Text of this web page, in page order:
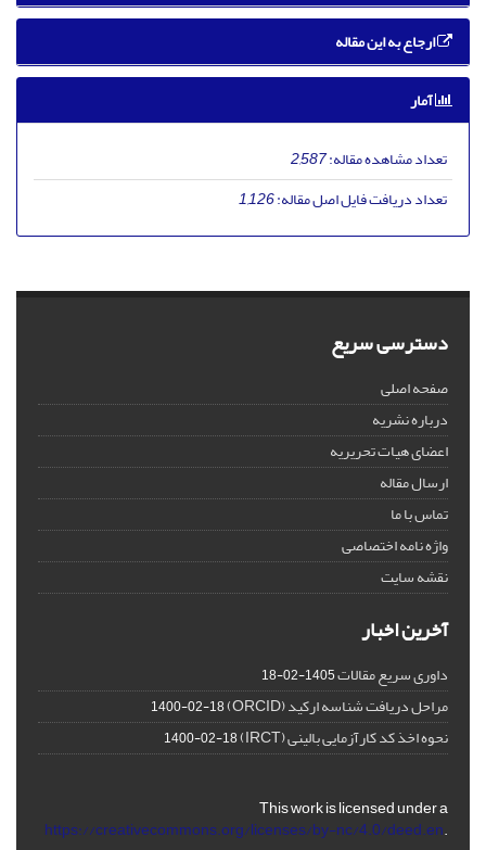
ارجاع به این مقاله
آمار
تعداد مشاهده مقاله:2,587
تعداد دریافت فایل اصل مقاله:1,126
دسترسی سریع
صفحه اصلی
درباره نشریه
اعضای هیات تحریریه
ارسال مقاله
تماس با ما
واژه نامه اختصاصی
نقشه سایت
آخرین اخبار
داوری سریع مقالات1405-02-18
مراحل دریافت شناسه ارکید (ORCID) 1400-02-18
نحوه اخذ کد کارآزمایی بالینی (IRCT) 1400-02-18
This work is licensed under a
https://creativecommons.org/licenses/by-nc/4.0/deed.en.